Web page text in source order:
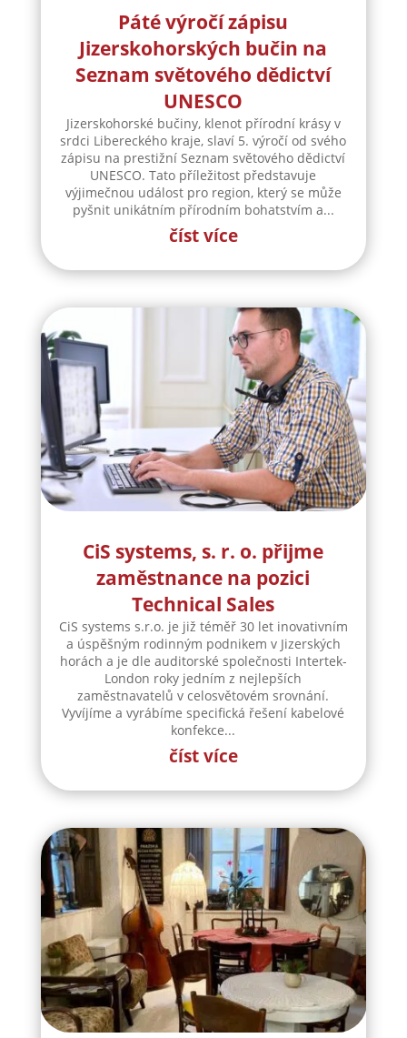
Páté výročí zápisu
Jizerskohorských bučin na
Seznam světového dědictví
UNESCO
Jizerskohorské bučiny, klenot přírodní krásy v
srdci Libereckého kraje, slaví 5. výročí od svého
zápisu na prestižní Seznam světového dědictví
UNESCO. Tato příležitost představuje
výjimečnou událost pro region, který se může
pyšnit unikátním přírodním bohatstvím a...
číst více
CiS systems, s. r. o. přijme
zaměstnance na pozici
Technical Sales
CiS systems s.r.o. je již téměř 30 let inovativním
a úspěšným rodinným podnikem v Jizerských
horách a je dle auditorské společnosti Intertek-
London roky jedním z nejlepších
zaměstnavatelů v celosvětovém srovnání.
Vyvíjíme a vyrábíme specifická řešení kabelové
konfekce...
číst více